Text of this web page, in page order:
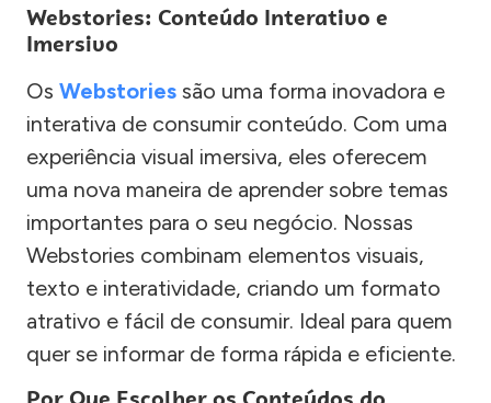
Webstories: Conteúdo Interativo e
Imersivo
Os Webstories são uma forma inovadora e
interativa de consumir conteúdo. Com uma
experiência visual imersiva, eles oferecem
uma nova maneira de aprender sobre temas
importantes para o seu negócio. Nossas
Webstories combinam elementos visuais,
texto e interatividade, criando um formato
atrativo e fácil de consumir. Ideal para quem
quer se informar de forma rápida e eficiente.